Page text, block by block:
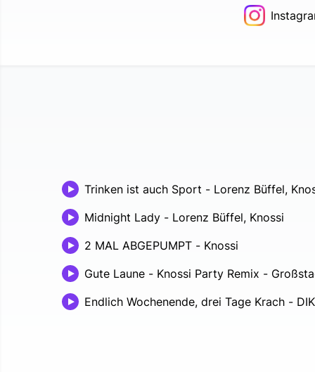
Trinken ist auch Sport - Lorenz Büffel,
Midnight Lady - Lorenz Büffel, Knossi
2 MAL ABGEPUMPT - Knossi
Gute Laune - Knossi Party Remix -
Endlich Wochenende, drei Tage Krach -